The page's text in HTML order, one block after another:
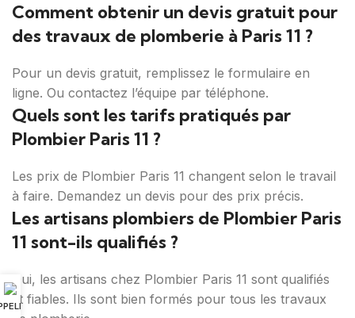
Comment obtenir un devis gratuit pour
des travaux de plomberie à Paris 11 ?
Pour un devis gratuit, remplissez le formulaire en
ligne. Ou contactez l’équipe par téléphone.
Quels sont les tarifs pratiqués par
Plombier Paris 11 ?
Les prix de Plombier Paris 11 changent selon le travail
à faire. Demandez un devis pour des prix précis.
Les artisans plombiers de Plombier Paris
11 sont-ils qualifiés ?
Oui, les artisans chez Plombier Paris 11 sont qualifiés
et fiables. Ils sont bien formés pour tous les travaux